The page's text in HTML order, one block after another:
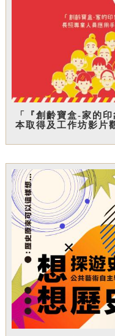
「『創齡寶盒-家的
本取得及工作坊影片